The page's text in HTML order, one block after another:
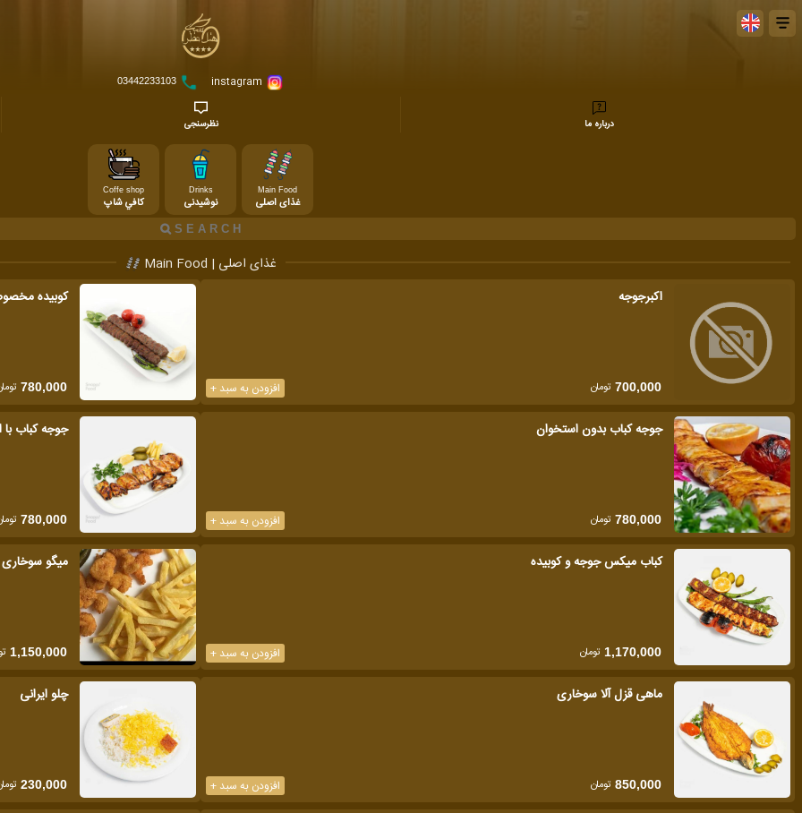
03442233103
درباره ما نظرسنجی
Main Food
غذای اصلی
Drinks
نوشیدنی
Coffe shop
كافي شاپ
غذای اصلی | Main Food
اکبرجوجه
افزودن به سبد + 700,000 تومان
کوبیده
780,000
جوجه کباب بدون استخوان
افزودن به سبد + 780,000 تومان
جوجه کباب
780,000
کباب میکس جوجه و کوبیده
افزودن به سبد + 1,170,000 تومان
میگو سوخاری
1,150,000
ماهی قزل آلا سوخاری
افزودن به سبد + 850,000 تومان
چلو ایرانی
230,000